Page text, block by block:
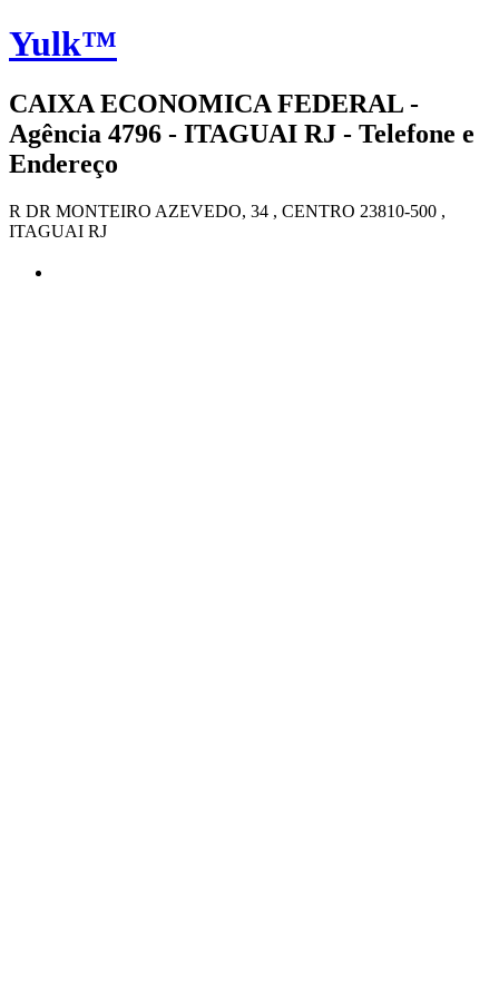
Yulk™
CAIXA ECONOMICA FEDERAL -
Agência 4796 - ITAGUAI RJ - Telefone e
Endereço
R DR MONTEIRO AZEVEDO, 34 , CENTRO 23810-500 ,
ITAGUAI RJ